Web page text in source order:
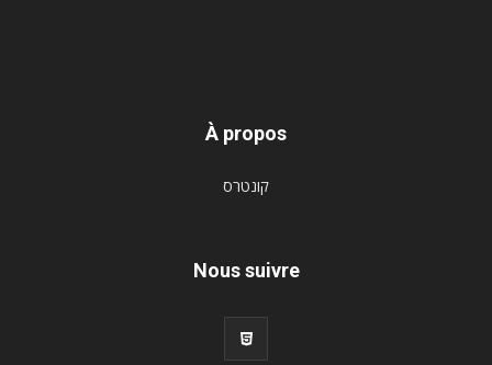
À propos
קונטרס
Nous suivre